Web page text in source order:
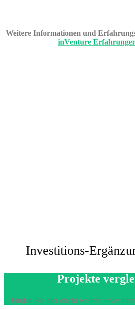
Weitere Informationen und
inVenture
Investitions-
Projekte
Finden Sie hier direkt weitere